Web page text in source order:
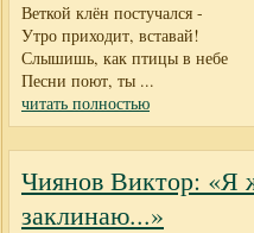
Веткой клён постучался -
Утро приходит, вставай!
Слышишь, как птицы в небе
Песни поют, ты ...
читать полностью
Чиянов Виктор: «Я
заклинаю...»